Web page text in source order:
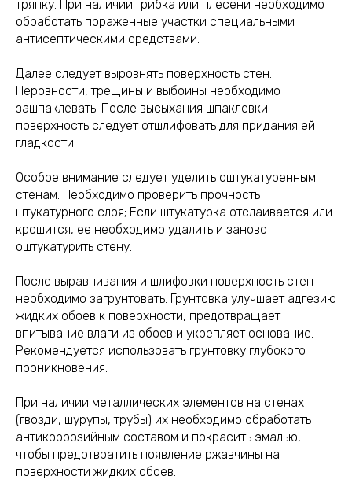
тряпку. При наличии грибка или плесени необходимо
обработать пораженные участки специальными
антисептическими средствами.
Далее следует выровнять поверхность стен.
Неровности, трещины и выбоины необходимо
зашпаклевать. После высыхания шпаклевки
поверхность следует отшлифовать для придания ей
гладкости.
Особое внимание следует уделить оштукатуренным
стенам. Необходимо проверить прочность
штукатурного слоя; Если штукатурка отслаивается или
крошится, ее необходимо удалить и заново
оштукатурить стену.
После выравнивания и шлифовки поверхность стен
необходимо загрунтовать. Грунтовка улучшает адгезию
жидких обоев к поверхности, предотвращает
впитывание влаги из обоев и укрепляет основание.
Рекомендуется использовать грунтовку глубокого
проникновения.
При наличии металлических элементов на стенах
(гвозди, шурупы, трубы) их необходимо обработать
антикоррозийным составом и покрасить эмалью,
чтобы предотвратить появление ржавчины на
поверхности жидких обоев.